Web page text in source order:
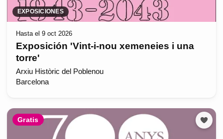
EXPOSICIONES
Hasta el 9 oct 2026
Exposición 'Vint-i-nou xemeneies i una
torre'
Arxiu Històric del Poblenou
Barcelona
Gratis